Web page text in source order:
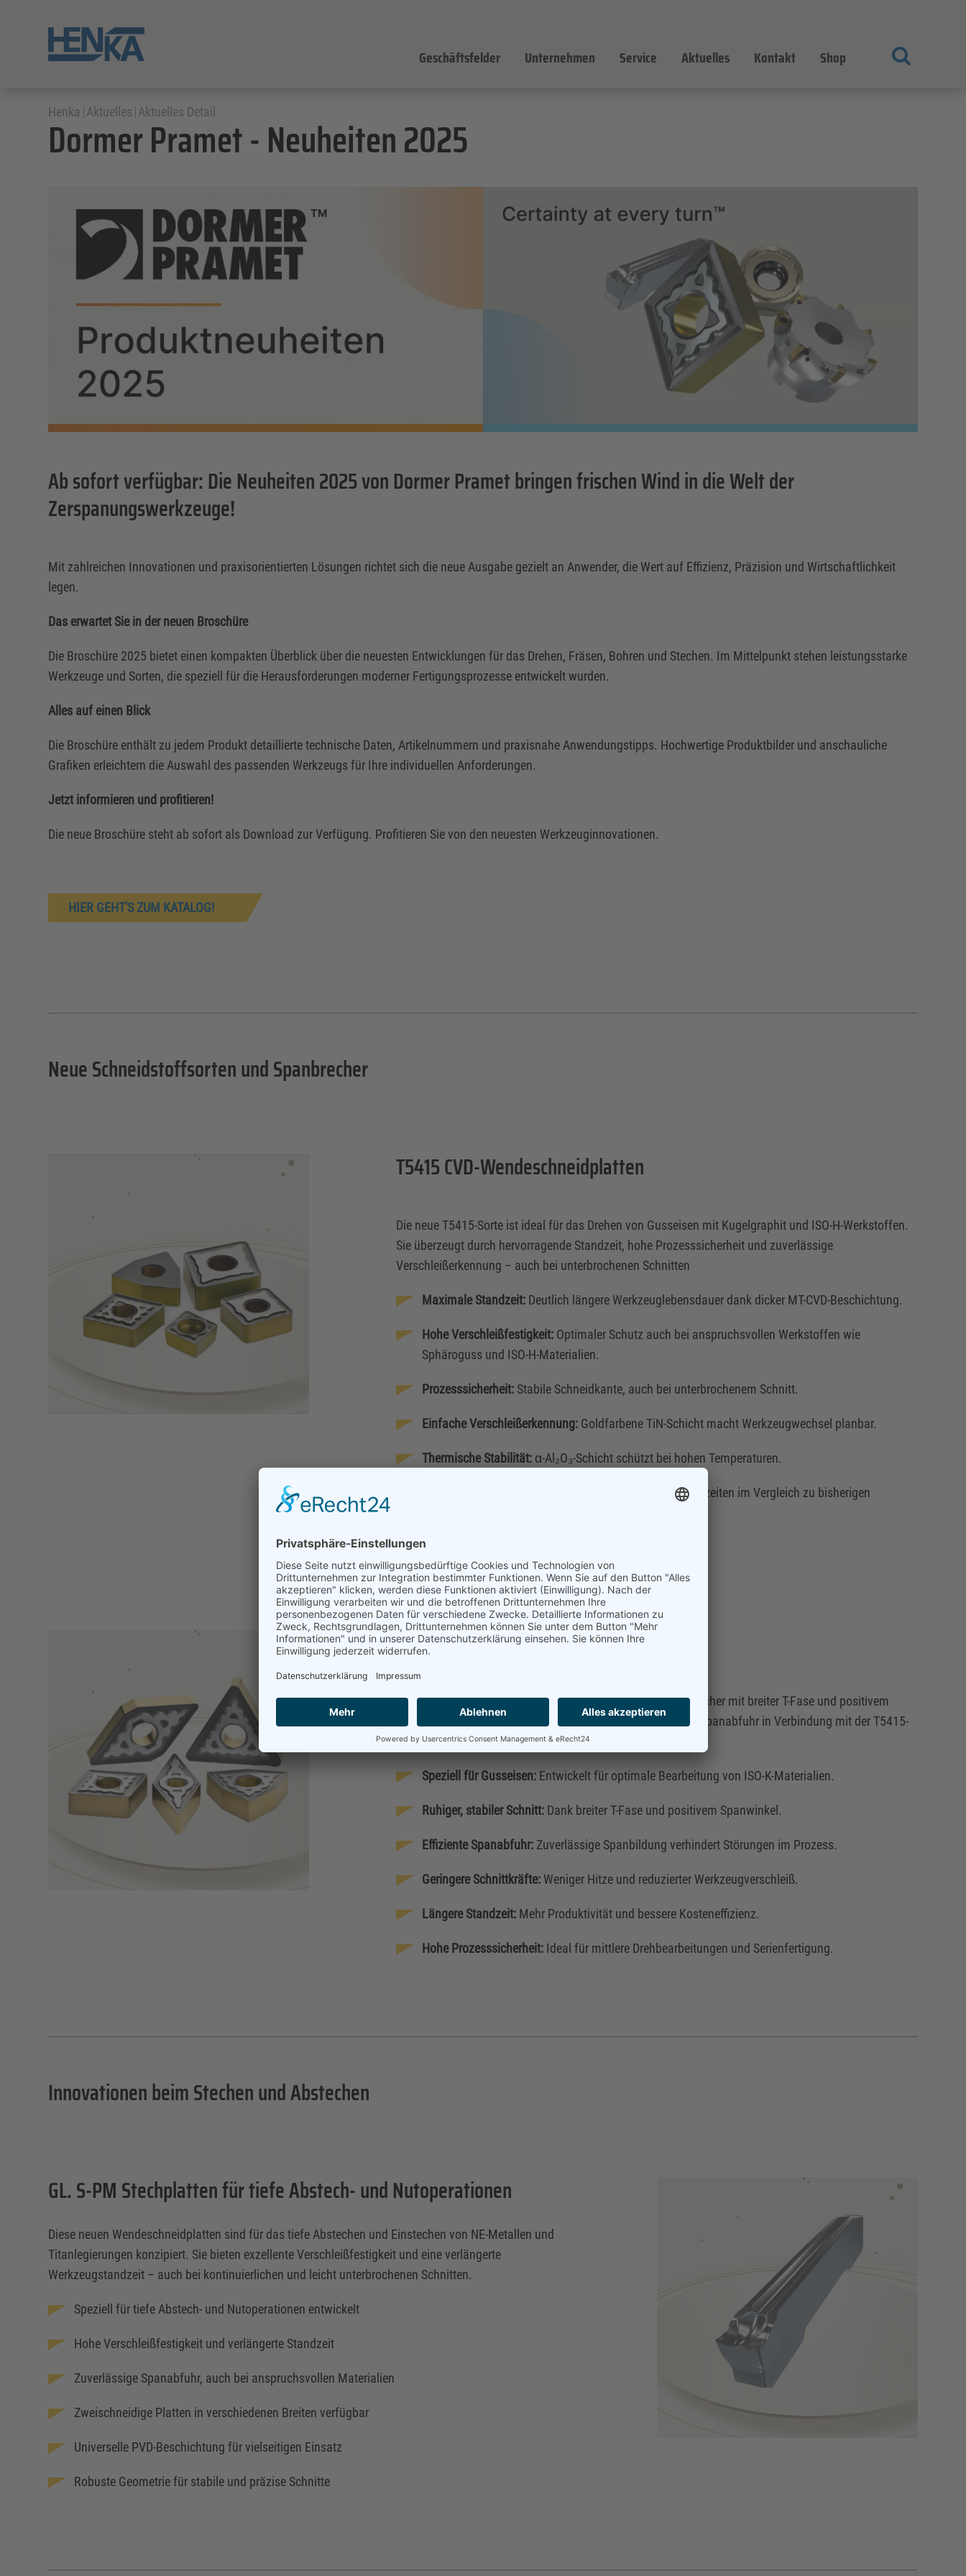
Geschäftsfelder Unternehmen Service Aktuelles Kontakt Shop
Henka Aktuelles Aktuelles Detail
Dormer Pramet - Neuheiten 2025
Ab sofort verfügbar: Die Neuheiten 2025 von Dormer Pramet bringen frischen Wind in die Welt der
Zerspanungswerkzeuge!
Mit zahlreichen Innovationen und praxisorientierten Lösungen richtet sich die neue Ausgabe gezielt an Anwender, die Wert auf Effizienz, Präzision und Wirtschaftlichkeit
legen.
Das erwartet Sie in der neuen Broschüre
Die Broschüre 2025 bietet einen kompakten Überblick über die neuesten Entwicklungen für das Drehen, Fräsen, Bohren und Stechen. Im Mittelpunkt stehen leistungsstarke
Werkzeuge und Sorten, die speziell für die Herausforderungen moderner Fertigungsprozesse entwickelt wurden.
Alles auf einen Blick
Die Broschüre enthält zu jedem Produkt detaillierte technische Daten, Artikelnummern und praxisnahe Anwendungstipps. Hochwertige Produktbilder und anschauliche
Grafiken erleichtern die Auswahl des passenden Werkzeugs für Ihre individuellen Anforderungen.
Jetzt informieren und profitieren!
Die neue Broschüre steht ab sofort als Download zur Verfügung. Profitieren Sie von den neuesten Werkzeuginnovationen.
HIER GEHT'S ZUM KATALOG!
Neue Schneidstoffsorten und Spanbrecher
T5415 CVD-Wendeschneidplatten
Die neue T5415-Sorte ist ideal für das Drehen von Gusseisen mit Kugelgraphit und ISO-H-Werkstoffen.
Sie überzeugt durch hervorragende Standzeit, hohe Prozesssicherheit und zuverlässige
Verschleißerkennung – auch bei unterbrochenen Schnitten
Maximale Standzeit: Deutlich längere Werkzeuglebensdauer dank dicker MT-CVD-Beschichtung.
Hohe Verschleißfestigkeit: Optimaler Schutz auch bei anspruchsvollen Werkstoffen wie
Sphäroguss und ISO-H-Materialien.
Prozesssicherheit: Stabile Schneidkante, auch bei unterbrochenem Schnitt.
Einfache Verschleißerkennung: Goldfarbene TiN-Schicht macht Werkzeugwechsel planbar.
Thermische Stabilität: α-Al₂O₃-Schicht schützt bei hohen Temperaturen.
Bis zu 90 % längere Standzeiten im Vergleich zu bisherigen
KM-Spanbrecher für ISO-K Werkstoffe
Speziell für Gusseisen entwickelt, sorgt der neue KM-Spanbrecher mit breiter T-Fase und positivem
Spanwinkel für einen ruhigen, stabilen Schnitt und optimale Spanabfuhr in Verbindung mit der T5415-
Sorte.
Speziell für Gusseisen: Entwickelt für optimale Bearbeitung von ISO-K-Materialien.
Ruhiger, stabiler Schnitt: Dank breiter T-Fase und positivem Spanwinkel.
Effiziente Spanabfuhr: Zuverlässige Spanbildung verhindert Störungen im Prozess.
Geringere Schnittkräfte: Weniger Hitze und reduzierter Werkzeugverschleiß.
Längere Standzeit: Mehr Produktivität und bessere Kosteneffizienz.
Hohe Prozesssicherheit: Ideal für mittlere Drehbearbeitungen und Serienfertigung.
Innovationen beim Stechen und Abstechen
GL. S-PM Stechplatten für tiefe Abstech- und Nutoperationen
Diese neuen Wendeschneidplatten sind für das tiefe Abstechen und Einstechen von NE-Metallen und
Titanlegierungen konzipiert. Sie bieten exzellente Verschleißfestigkeit und eine verlängerte
Werkzeugstandzeit – auch bei kontinuierlichen und leicht unterbrochenen Schnitten.
Speziell für tiefe Abstech- und Nutoperationen entwickelt
Hohe Verschleißfestigkeit und verlängerte Standzeit
Zuverlässige Spanabfuhr, auch bei anspruchsvollen Materialien
Zweischneidige Platten in verschiedenen Breiten verfügbar
Universelle PVD-Beschichtung für vielseitigen Einsatz
Robuste Geometrie für stabile und präzise Schnitte